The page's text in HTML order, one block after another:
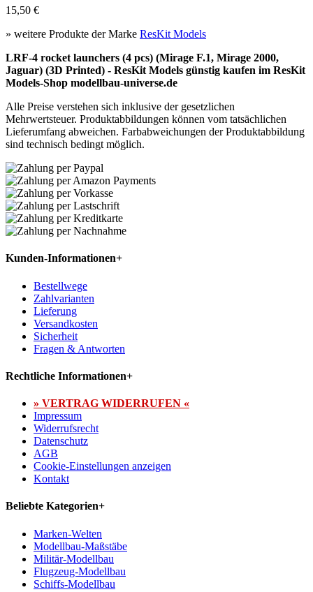
15,50 €
» weitere Produkte der Marke ResKit Models
LRF-4 rocket launchers (4 pcs) (Mirage F.1, Mirage 2000,
Jaguar) (3D Printed) - ResKit Models günstig kaufen im ResKit
Models-Shop modellbau-universe.de
Alle Preise verstehen sich inklusive der gesetzlichen
Mehrwertsteuer. Produktabbildungen können vom tatsächlichen
Lieferumfang abweichen. Farbabweichungen der Produktabbildung
sind technisch bedingt möglich.
Kunden-Informationen+
Bestellwege
Zahlvarianten
Lieferung
Versandkosten
Sicherheit
Fragen & Antworten
Rechtliche Informationen+
» VERTRAG WIDERRUFEN «
Impressum
Widerrufsrecht
Datenschutz
AGB
Cookie-Einstellungen anzeigen
Kontakt
Beliebte Kategorien+
Marken-Welten
Modellbau-Maßstäbe
Militär-Modellbau
Flugzeug-Modellbau
Schiffs-Modellbau